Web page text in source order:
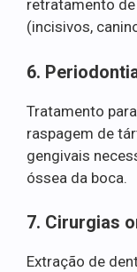
retratamento
(incisivos,
6.
Tratamento
raspagem de
gengivais
óssea da boca.
7. Cirurgias
Extração de